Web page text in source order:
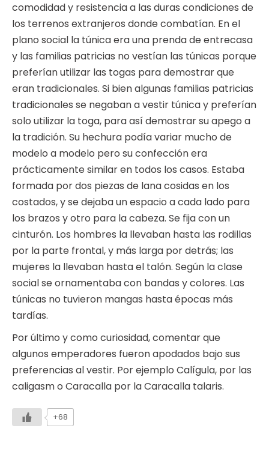
comodidad y resistencia a las duras condiciones de
los terrenos extranjeros donde combatían. En el
plano social la túnica era una prenda de entrecasa
y las familias patricias no vestían las túnicas porque
preferían utilizar las togas para demostrar que
eran tradicionales. Si bien algunas familias patricias
tradicionales se negaban a vestir túnica y preferían
solo utilizar la toga, para así demostrar su apego a
la tradición. Su hechura podía variar mucho de
modelo a modelo pero su confección era
prácticamente similar en todos los casos. Estaba
formada por dos piezas de lana cosidas en los
costados, y se dejaba un espacio a cada lado para
los brazos y otro para la cabeza. Se fija con un
cinturón. Los hombres la llevaban hasta las rodillas
por la parte frontal, y más larga por detrás; las
mujeres la llevaban hasta el talón. Según la clase
social se ornamentaba con bandas y colores. Las
túnicas no tuvieron mangas hasta épocas más
tardías.
Por último y como curiosidad, comentar que
algunos emperadores fueron apodados bajo sus
preferencias al vestir. Por ejemplo Calígula, por las
caligasm o Caracalla por la Caracalla talaris.
+68